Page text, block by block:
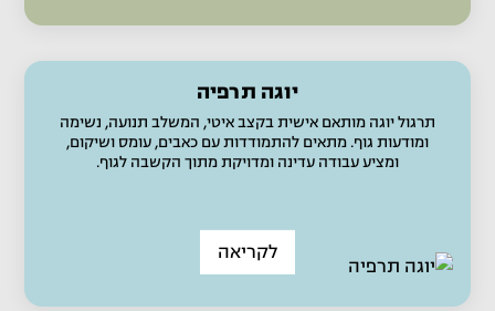
יוגה תרפיה
תרגול יוגה מותאם אישית בקצב איטי, המשלב תנועה, נשימה
ומודעות גוף. מתאים להתמודדות עם כאבים, עומס ושיקום,
ומציע עבודה עדינה ומדויקת מתוך הקשבה לגוף.
לקריאה